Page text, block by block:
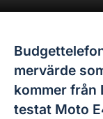
mervärde
kommer från
testat Moto